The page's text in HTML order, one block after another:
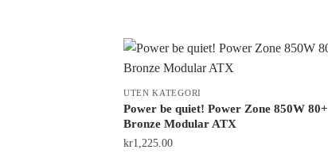
UTEN KATEGORI
Power be quiet! Power Zone 850W 80+
Bronze Modular ATX
kr1,225.00